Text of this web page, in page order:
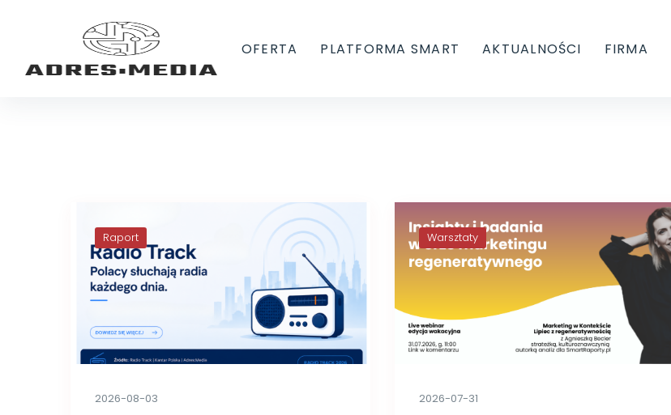
OFERTA PLATFORMA SMART AKTUALNOŚCI FIRMA
Raport
2026-08-03
Warsztaty
2026-07-31